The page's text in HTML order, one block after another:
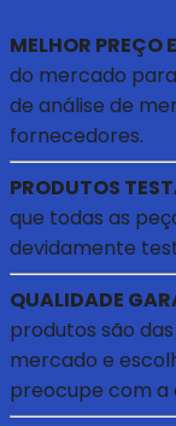
MELHOR PREÇO
do mercado
de análise de
fornecedores.
PRODUTOS
que todas as
devidamente
QUALIDADE
produtos são
mercado e
preocupe com a